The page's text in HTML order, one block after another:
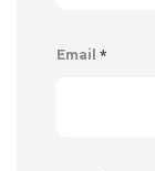
Email *